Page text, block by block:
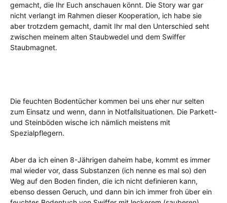
gemacht, die Ihr Euch anschauen könnt. Die Story war gar
nicht verlangt im Rahmen dieser Kooperation, ich habe sie
aber trotzdem gemacht, damit Ihr mal den Unterschied seht
zwischen meinem alten Staubwedel und dem Swiffer
Staubmagnet.
Die feuchten Bodentücher kommen bei uns eher nur selten
zum Einsatz und wenn, dann in Notfallsituationen. Die Parkett-
und Steinböden wische ich nämlich meistens mit
Spezialpflegern.
Aber da ich einen 8-Jährigen daheim habe, kommt es immer
mal wieder vor, dass Substanzen (ich nenne es mal so) den
Weg auf den Boden finden, die ich nicht definieren kann,
ebenso dessen Geruch, und dann bin ich immer froh über ein